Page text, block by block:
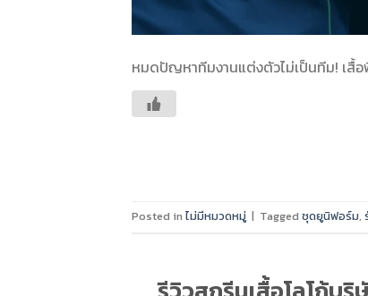
หมดปัญหาทีมงานแต่งตัวไม่เป็นทีม! เ
Posted in ไม่มีหมวดหมู่ | Tagged ชุดยูนิฟอร์ม,